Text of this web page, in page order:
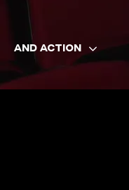
AND ACTION